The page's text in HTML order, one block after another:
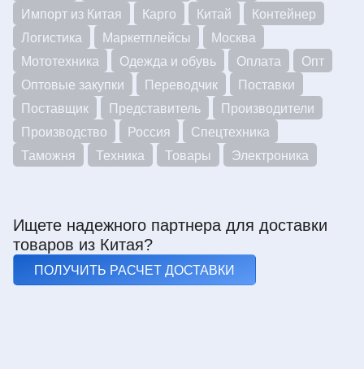
Импорт из Китая
Карго Китай
Контейнер
Логистика
Маркетплейсы
Москва
Мототехника
Одежда и обувь Оплата
Опт
Оптовые закупки
Переводчик
Поставки
Поставщик
Представитель
Производители
Производство
Россия
Спецтехника
Таможня
Техника Товары Электроника
Ищете надежного партнера для доставки
товаров из Китая?
ПОЛУЧИТЬ РАСЧЕТ ДОСТАВКИ